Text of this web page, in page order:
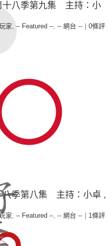
十八季第九集 主持：小
家, -- Featured --, -- 網台 --
0條評
八季第八集 主持：小卓 ,
家, -- Featured --, -- 網台 --
1條評